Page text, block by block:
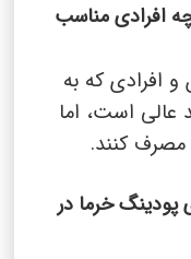
افرادی مناسب
و افرادی که به
عالی است، اما
مصرف کنند.
پودینگ خرما در